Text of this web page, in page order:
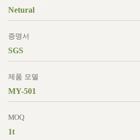
Netural
증명서
SGS
제품 모델
MY-501
MOQ
1t